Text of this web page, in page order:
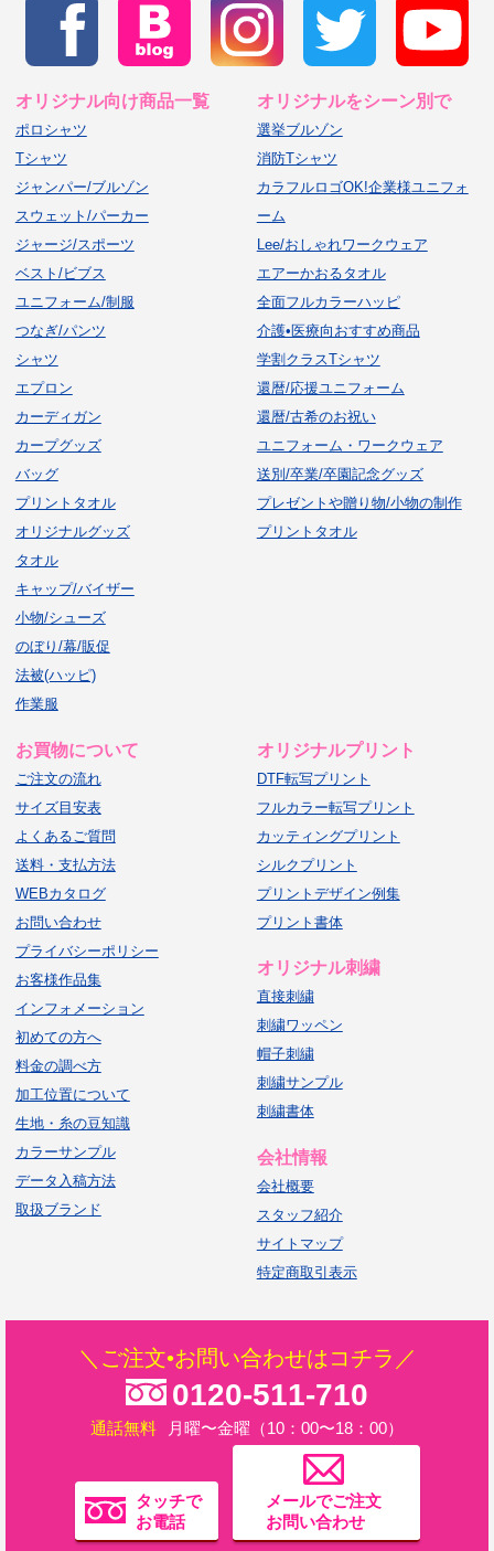
オリジナル向け商品一覧
ポロシャツ
Tシャツ
ジャンパー/ブルゾン
スウェット/パーカー
ジャージ/スポーツ
ベスト/ビブス
ユニフォーム/制服
つなぎ/パンツ
シャツ
エプロン
カーディガン
カープグッズ
バッグ
プリントタオル
オリジナルグッズ
タオル
キャップ/バイザー
小物/シューズ
のぼり/幕/販促
法被(ハッピ)
作業服
オリジナルをシーン別で
選挙ブルゾン
消防Tシャツ
カラフルロゴOK!企業様ユニフォ
ーム
Lee/おしゃれワークウェア
エアーかおるタオル
全面フルカラーハッピ
介護•医療向おすすめ商品
学割クラスTシャツ
還暦/応援ユニフォーム
還暦/古希のお祝い
ユニフォーム・ワークウェア
送別/卒業/卒園記念グッズ
プレゼントや贈り物/小物の制作
プリントタオル
お買物について
ご注文の流れ
サイズ目安表
よくあるご質問
送料・支払方法
WEBカタログ
お問い合わせ
プライバシーポリシー
お客様作品集
インフォメーション
初めての方へ
料金の調べ方
加工位置について
生地・糸の豆知識
カラーサンプル
データ入稿方法
取扱ブランド
オリジナルプリント
DTF転写プリント
フルカラー転写プリント
カッティングプリント
シルクプリント
プリントデザイン例集
プリント書体
オリジナル刺繍
直接刺繍
刺繍ワッペン
帽子刺繍
刺繍サンプル
刺繍書体
会社情報
会社概要
スタッフ紹介
サイトマップ
特定商取引表示
＼ご注文•お問い合わせはコチラ／
0120-511-710
通話無料 月曜〜金曜（10：00〜18：00）
タッチで
お電話
メールでご注文
お問い合わせ